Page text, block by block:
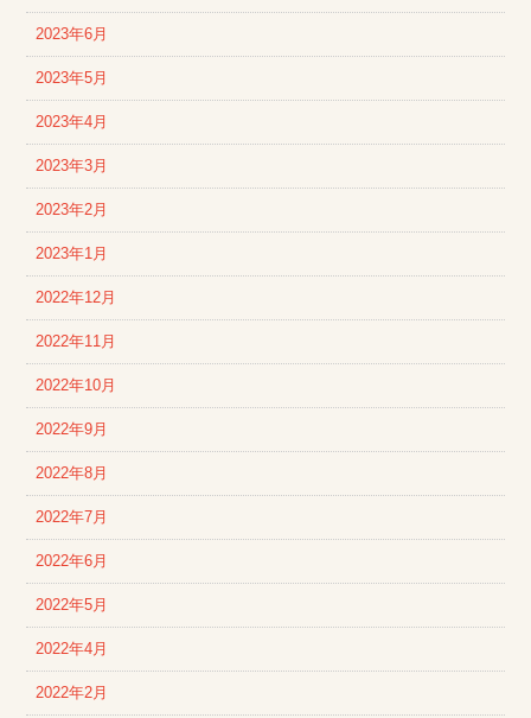
2023年6月
2023年5月
2023年4月
2023年3月
2023年2月
2023年1月
2022年12月
2022年11月
2022年10月
2022年9月
2022年8月
2022年7月
2022年6月
2022年5月
2022年4月
2022年2月